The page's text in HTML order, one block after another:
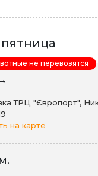
пятница
ТРЦ "Європорт",
на карте
не перевозятся